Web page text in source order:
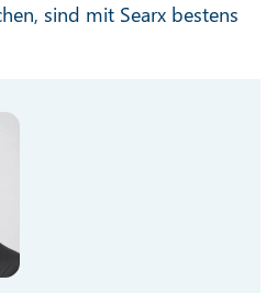
sind mit Searx bestens